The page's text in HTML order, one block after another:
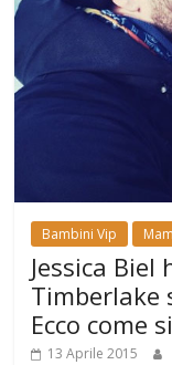
Bambini Vip
Jessica
Timberlake
Ecco come
13 Aprile 2015